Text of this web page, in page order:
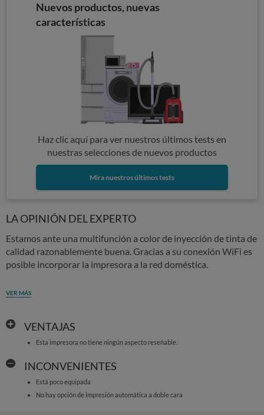
Nuevos productos, nuevas
características
Haz clic aquí para ver nuestros últimos tests en
nuestras selecciones de nuevos productos
Mira nuestros últimos tests
LA OPINIÓN DEL EXPERTO
Estamos ante una multifunción a color de inyección de tinta de
calidad razonablemente buena. Gracias a su conexión WiFi es
posible incorporar la impresora a la red doméstica.
VER MÁS
VENTAJAS
Esta impresora no tiene ningún aspecto reseñable.
INCONVENIENTES
Está poco equipada
No hay opción de impresión automática a doble cara